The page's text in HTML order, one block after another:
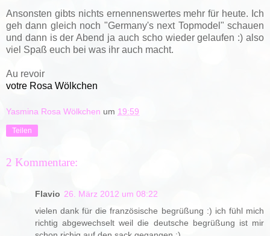
Ansonsten gibts nichts ernennenswertes mehr für heute. Ich
geh dann gleich noch "Germany's next Topmodel" schauen
und dann is der Abend ja auch scho wieder gelaufen :) also
viel Spaß euch bei was ihr auch macht.
Au revoir
votre Rosa Wölkchen
Yasmina Rosa Wölkchen um 19:59
Teilen
2 Kommentare:
Flavio 26. März 2012 um 08:22
vielen dank für die französische begrüßung :) ich fühl mich
richtig abgewechselt weil die deutsche begrüßung ist mir